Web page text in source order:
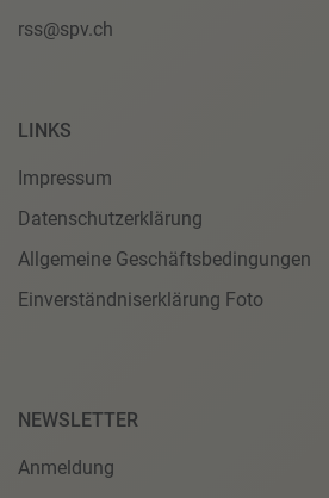
rss@spv.ch
LINKS
Impressum
Datenschutzerklärung
Allgemeine Geschäftsbedingungen
Einverständniserklärung Foto
NEWSLETTER
Anmeldung